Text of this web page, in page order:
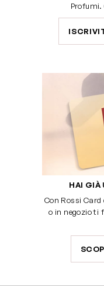
HAI GIÀ
Con Rossi
o in negozio ti